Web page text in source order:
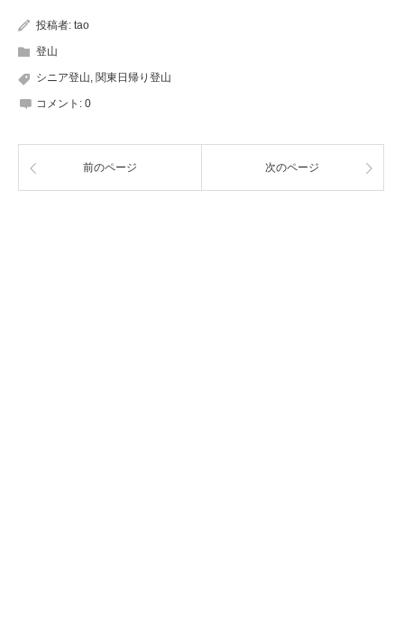
投稿者: tao
登山
シニア登山, 関東日帰り登山
コメント: 0
前のページ 次のページ